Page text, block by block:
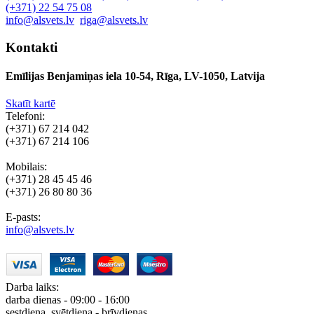
(+371) 22 54 75 08
info@alsvets.lv riga@alsvets.lv
Kontakti
Emīlijas Benjamiņas iela 10-54, Rīga, LV-1050, Latvija
Skatīt kartē
Telefoni:
(+371) 67 214 042
(+371) 67 214 106
Mobilais:
(+371) 28 45 45 46
(+371) 26 80 80 36
E-pasts:
info@alsvets.lv
Darba laiks:
darba dienas - 09:00 - 16:00